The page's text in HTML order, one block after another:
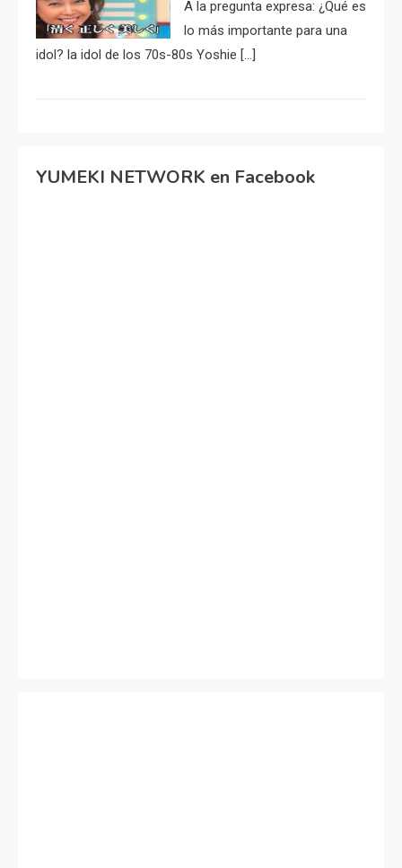
A la pregunta expresa: ¿Qué es
lo más importante para una
idol? la idol de los 70s-80s Yoshie […]
YUMEKI NETWORK en Facebook